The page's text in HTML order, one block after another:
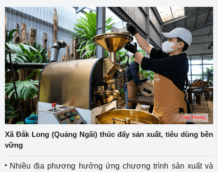
Xã Đắk Long (Quảng Ngãi) thúc đẩy sản xuất, tiêu dùng bền
vững
Nhiều địa phương hưởng ứng chương trình sản xuất và